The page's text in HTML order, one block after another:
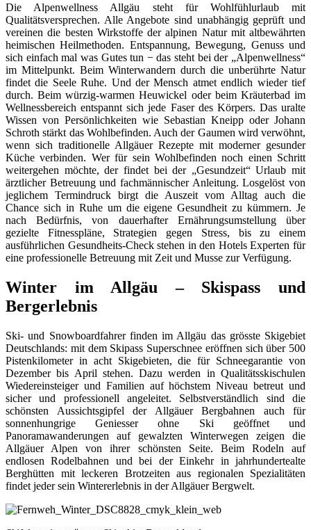
Die Alpenwellness Allgäu steht für Wohlfühlurlaub mit
Qualitätsversprechen. Alle Angebote sind unabhängig geprüft und
vereinen die besten Wirkstoffe der alpinen Natur mit altbewährten
heimischen Heilmethoden. Entspannung, Bewegung, Genuss und
sich einfach mal was Gutes tun − das steht bei der „Alpenwellness“
im Mittelpunkt. Beim Winterwandern durch die unberührte Natur
findet die Seele Ruhe. Und der Mensch atmet endlich wieder tief
durch. Beim würzig-warmen Heuwickel oder beim Kräuterbad im
Wellnessbereich entspannt sich jede Faser des Körpers. Das uralte
Wissen von Persönlichkeiten wie Sebastian Kneipp oder Johann
Schroth stärkt das Wohlbefinden. Auch der Gaumen wird verwöhnt,
wenn sich traditionelle Allgäuer Rezepte mit moderner gesunder
Küche verbinden. Wer für sein Wohlbefinden noch einen Schritt
weitergehen möchte, der findet bei der „Gesundzeit“ Urlaub mit
ärztlicher Betreuung und fachmännischer Anleitung. Losgelöst von
jeglichem Termindruck birgt die Auszeit vom Alltag auch die
Chance sich in Ruhe um die eigene Gesundheit zu kümmern. Je
nach Bedürfnis, von dauerhafter Ernährungsumstellung über
gezielte Fitnesspläne, Strategien gegen Stress, bis zu einem
ausführlichen Gesundheits-Check stehen in den Hotels Experten für
eine professionelle Betreuung mit Zeit und Musse zur Verfügung.
Winter im Allgäu – Skispass und
Bergerlebnis
Ski- und Snowboardfahrer finden im Allgäu das grösste Skigebiet
Deutschlands: mit dem Skipass Superschnee eröffnen sich über 500
Pistenkilometer in acht Skigebieten, die für Schneegarantie von
Dezember bis April stehen. Dazu werden in Qualitätsskischulen
Wiedereinsteiger und Familien auf höchstem Niveau betreut und
sicher und professionell angeleitet. Selbstverständlich sind die
schönsten Aussichtsgipfel der Allgäuer Bergbahnen auch für
sonnenhungrige Geniesser ohne Ski geöffnet und
Panoramawanderungen auf gewalzten Winterwegen zeigen die
Allgäuer Alpen von ihrer schönsten Seite. Beim Rodeln auf
endlosen Rodelbahnen und bei der Einkehr in jahrhundertealte
Berghütten mit leckeren Brotzeiten aus regionalen Spezialitäten
findet jeder sein Wintererlebnis in der Allgäuer Bergwelt.